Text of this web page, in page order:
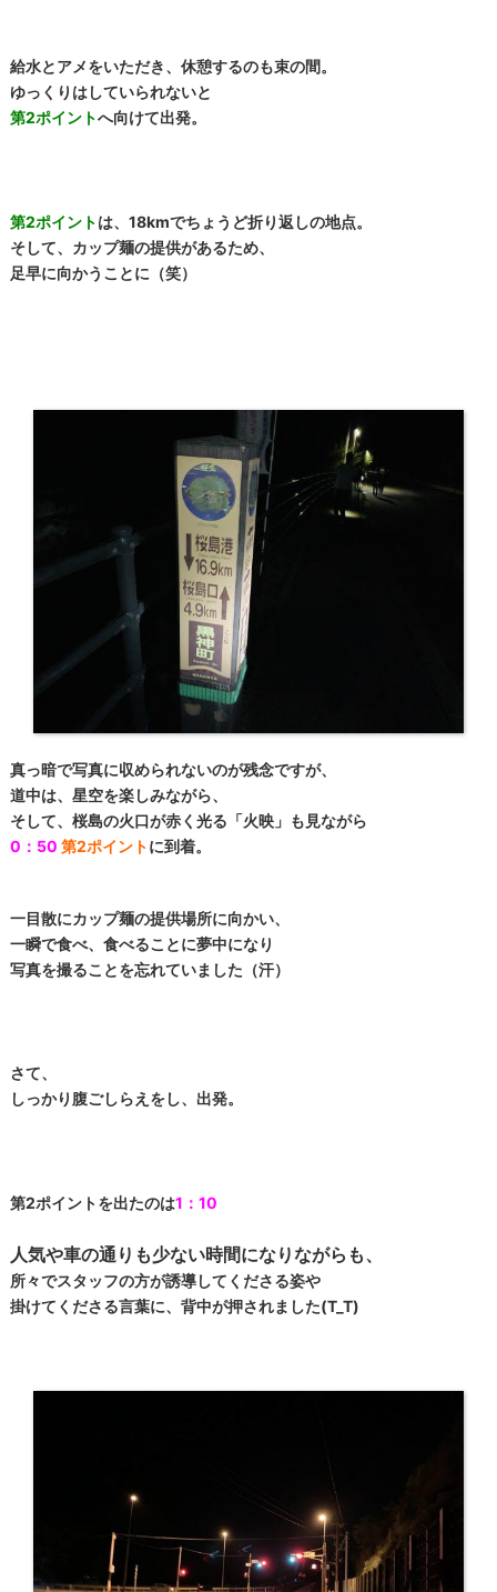
給水とアメをいただき、休憩するのも束の間。
ゆっくりはしていられないと
第2ポイントへ向けて出発。
第2ポイントは、18kmでちょうど折り返しの地点。
そして、カップ麺の提供があるため、
足早に向かうことに（笑）
真っ暗で写真に収められないのが残念ですが、
道中は、星空を楽しみながら、
そして、桜島の火口が赤く光る「火映」も見ながら
0：50 第2ポイントに到着。
一目散にカップ麺の提供場所に向かい、
一瞬で食べ、食べることに夢中になり
写真を撮ることを忘れていました（汗）
さて、
しっかり腹ごしらえをし、出発。
第2ポイントを出たのは1：10
人気や車の通りも少ない時間になりながらも、
所々でスタッフの方が誘導してくださる姿や
掛けてくださる言葉に、背中が押されました(T_T)